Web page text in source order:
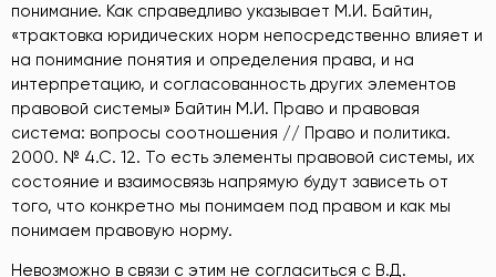
понимание. Как справедливо указывает М.И. Байтин,
«трактовка юридических норм непосредственно влияет и
на понимание понятия и определения права, и на
интерпретацию, и согласованность других элементов
правовой системы» Байтин М.И. Право и правовая
система: вопросы соотношения // Право и политика.
2000. № 4.С. 12. То есть элементы правовой системы, их
состояние и взаимосвязь напрямую будут зависеть от
того, что конкретно мы понимаем под правом и как мы
понимаем правовую норму.
Невозможно в связи с этим не согласиться с В.Д.